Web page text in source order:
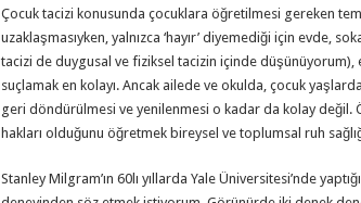
Çocuk tacizi konusunda çocuklara öğretilmesi gereken
uzaklaşmasıyken, yalnızca ‘hayır’ diyemediği için evde,
tacizi de duygusal ve fiziksel tacizin içinde
suçlamak en kolayı. Ancak ailede ve okulda, çocuk
geri döndürülmesi ve yenilenmesi o kadar da kolay değil.
hakları olduğunu öğretmek bireysel ve toplumsal ruh
Stanley Milgram’ın 60lı yıllarda Yale Üniversitesi’nde